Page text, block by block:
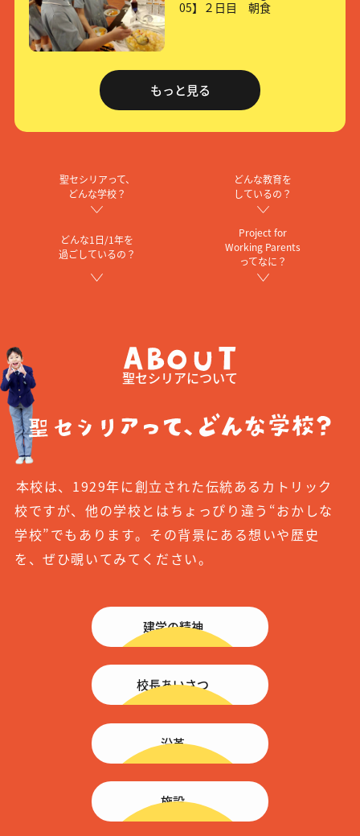
05】２日目 朝食
もっと見る
聖セシリアって、
どんな学校？
どんな教育を
しているの？
どんな1日/1年を
過ごしているの？
Project for
Working Parents
ってなに？
聖セシリアについて
本校は、1929年に創立された伝統あるカトリック
校ですが、 他の学校とはちょっぴり違う“おかしな
学校”でもあります。 その背景にある想いや歴史
を、ぜひ覗いてみてください。
建学の精神
校長あいさつ
沿革
施設